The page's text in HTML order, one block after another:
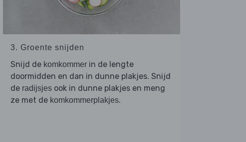
3. Groente snijden
Snijd de komkommer in de lengte
doormidden en dan in dunne plakjes. Snijd
de radijsjes ook in dunne plakjes en meng
ze met de komkommerplakjes.